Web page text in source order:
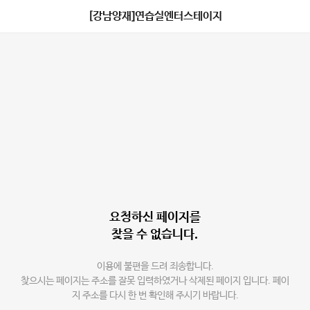
[강남양재]연습실엔터스테이지
요청하신 페이지를
찾을 수 없습니다.
이용에 불편을 드려 죄송합니다.
찾으시는 페이지는 주소를 잘못 입력하였거나 삭제된 페이지 입니다. 페이
지 주소를 다시 한 번 확인해 주시기 바랍니다.